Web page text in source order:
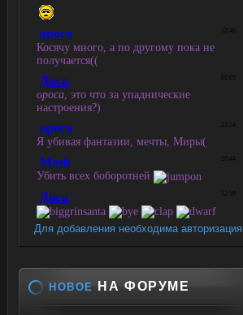
Для добавления необходима авторизация
НОВОЕ НА ФОРУМЕ